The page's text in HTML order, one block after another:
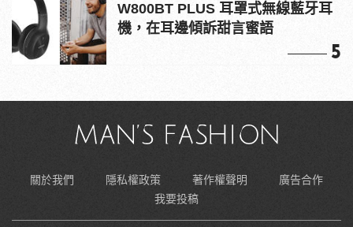
W800BT PLUS 耳罩式無線藍牙耳
機，在耳邊傾訴甜言蜜語
5
關於我們 隱私權政策 著作權聲明
廣告合作
我要投稿